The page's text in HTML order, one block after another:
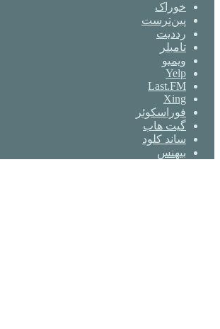
خوراک
‫پین‌ترست
‫رددیت
‫تامبلر
ویمیو
Yelp
Last.FM
Xing
فوراسکوئر
گیت ‌هاب
ساند کلود
بیهنس